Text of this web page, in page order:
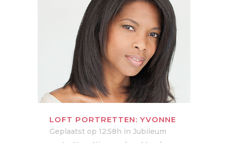
LOFT PORTRETTEN: YVONNE
Geplaatst op 12:58h in Jubileum